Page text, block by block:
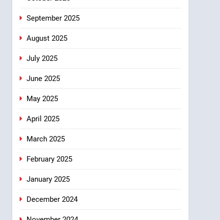
September 2025
August 2025
July 2025
June 2025
May 2025
April 2025
March 2025
February 2025
January 2025
December 2024